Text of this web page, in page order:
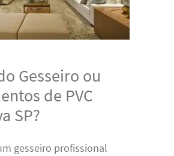
Gesseiro ou
de PVC
SP?
gesseiro profissional